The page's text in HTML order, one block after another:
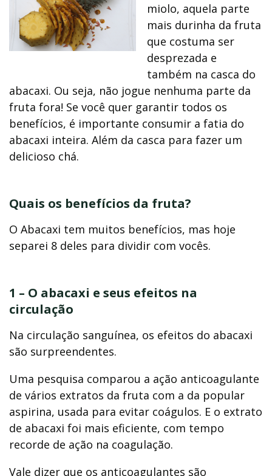
miolo, aquela parte
mais durinha da fruta
que costuma ser
desprezada e
também na casca do
abacaxi. Ou seja, não jogue nenhuma parte da
fruta fora! Se você quer garantir todos os
benefícios, é importante consumir a fatia do
abacaxi inteira. Além da casca para fazer um
delicioso chá.
Quais os benefícios da fruta?
O Abacaxi tem muitos benefícios, mas hoje
separei 8 deles para dividir com vocês.
1 – O abacaxi e seus efeitos na
circulação
Na circulação sanguínea, os efeitos do abacaxi
são surpreendentes.
Uma pesquisa comparou a ação anticoagulante
de vários extratos da fruta com a da popular
aspirina, usada para evitar coágulos. E o extrato
de abacaxi foi mais eficiente, com tempo
recorde de ação na coagulação.
Vale dizer que os anticoagulantes são